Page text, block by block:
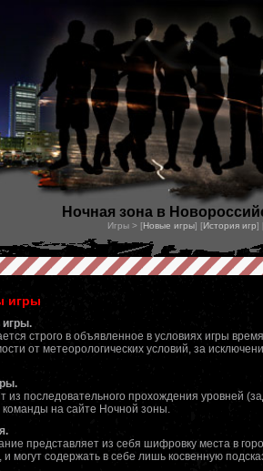
Ночная зона в
Игры > [Новые игры] [История игр]
игры
игры.
строго в объявленное в условиях игры
от метеорологических условий, за
из последовательного прохождения уровней
команды на сайте Ночной зоны.
представляет из себя шифровку места в
и могут содержать в себе лишь косвенную